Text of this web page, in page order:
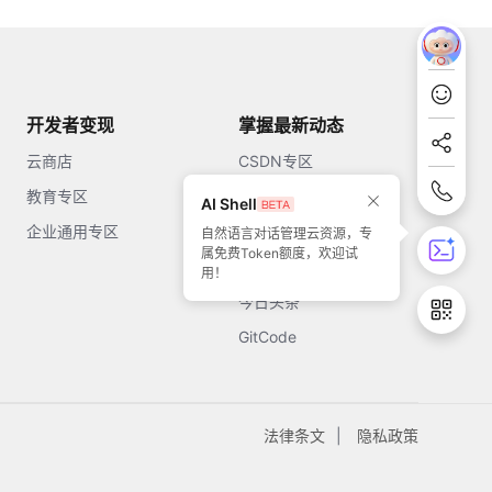
开发者变现
云商店
教育专区
企业通用专区
掌握最新动态
CSDN专区
知乎
开源中国
今日头条
GitCode
法律条文 隐私政策
AI Shell
自然语言对话管理云资源，专
属免费Token额度，欢迎试
用！